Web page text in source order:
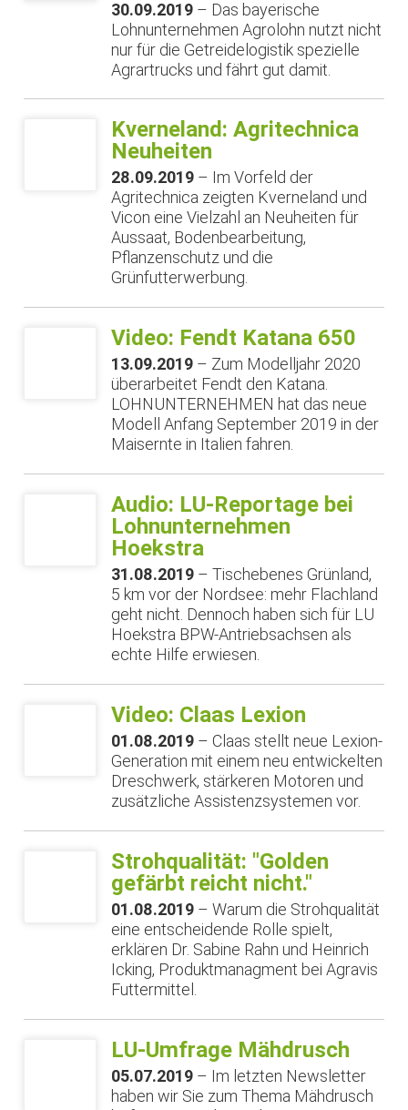
30.09.2019 – Das bayerische
Lohnunternehmen Agrolohn nutzt nicht
nur für die Getreidelogistik spezielle
Agrartrucks und fährt gut damit.
Kverneland: Agritechnica
Neuheiten
28.09.2019 – Im Vorfeld der
Agritechnica zeigten Kverneland und
Vicon eine Vielzahl an Neuheiten für
Aussaat, Bodenbearbeitung,
Pflanzenschutz und die
Grünfutterwerbung.
Video: Fendt Katana 650
13.09.2019 – Zum Modelljahr 2020
überarbeitet Fendt den Katana.
LOHNUNTERNEHMEN hat das neue
Modell Anfang September 2019 in der
Maisernte in Italien fahren.
Audio: LU-Reportage bei
Lohnunternehmen
Hoekstra
31.08.2019 – Tischebenes Grünland,
5 km vor der Nordsee: mehr Flachland
geht nicht. Dennoch haben sich für LU
Hoekstra BPW-Antriebsachsen als
echte Hilfe erwiesen.
Video: Claas Lexion
01.08.2019 – Claas stellt neue Lexion-
Generation mit einem neu entwickelten
Dreschwerk, stärkeren Motoren und
zusätzliche Assistenzsystemen vor.
Strohqualität: "Golden
gefärbt reicht nicht."
01.08.2019 – Warum die Strohqualität
eine entscheidende Rolle spielt,
erklären Dr. Sabine Rahn und Heinrich
Icking, Produktmanagment bei Agravis
Futtermittel.
LU-Umfrage Mähdrusch
05.07.2019 – Im letzten Newsletter
haben wir Sie zum Thema Mähdrusch